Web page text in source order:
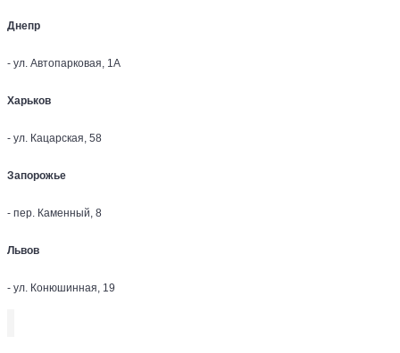
Днепр
- ул. Автопарковая, 1А
Харьков
- ул. Кацарская, 58
Запорожье
- пер. Каменный, 8
Львов
- ул. Конюшинная, 19